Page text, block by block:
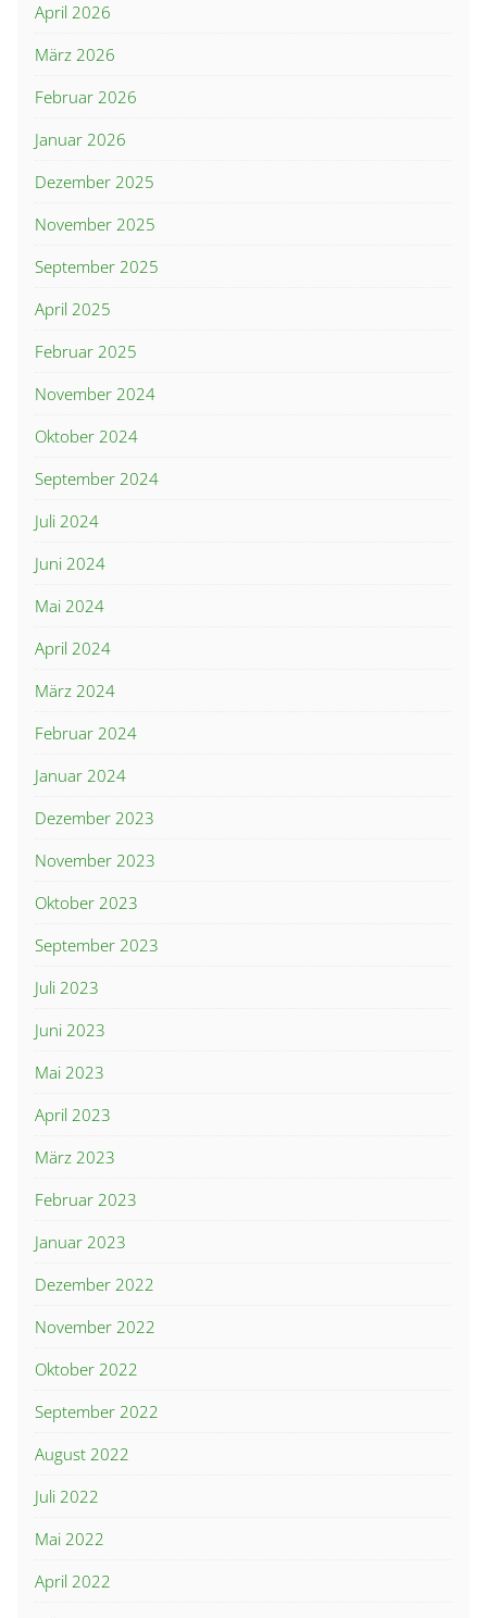
April 2026
März 2026
Februar 2026
Januar 2026
Dezember 2025
November 2025
September 2025
April 2025
Februar 2025
November 2024
Oktober 2024
September 2024
Juli 2024
Juni 2024
Mai 2024
April 2024
März 2024
Februar 2024
Januar 2024
Dezember 2023
November 2023
Oktober 2023
September 2023
Juli 2023
Juni 2023
Mai 2023
April 2023
März 2023
Februar 2023
Januar 2023
Dezember 2022
November 2022
Oktober 2022
September 2022
August 2022
Juli 2022
Mai 2022
April 2022